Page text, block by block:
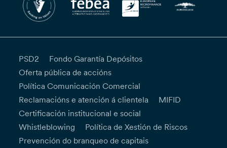
PSD2
Fondo Garantía Depósitos
Oferta pública de accións
Política Comunicación Comercial
Reclamacións e atención á clientela
MIFID
Certificación institucional e social
Whistleblowing
Política de Xestión de Riscos
Prevención do branqueo de capitais